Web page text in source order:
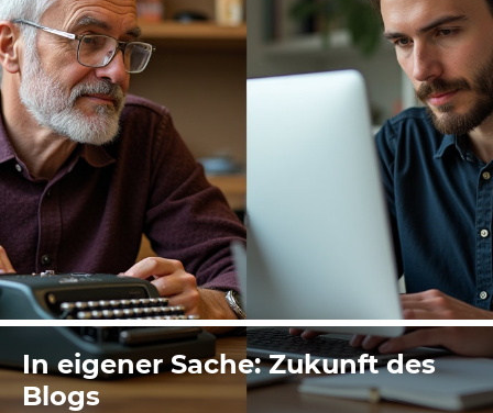
In eigener Sache: Zukunft des
Blogs